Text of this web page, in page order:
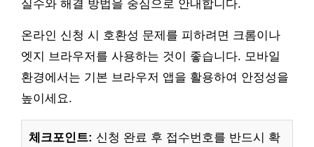
실수와 해결 방법을 중심으로 안내합니다.
온라인 신청 시 호환성 문제를 피하려면 크롬이나
엣지 브라우저를 사용하는 것이 좋습니다. 모바일
환경에서는 기본 브라우저 앱을 활용하여 안정성을
높이세요.
체크포인트: 신청 완료 후 접수번호를 반드시 확